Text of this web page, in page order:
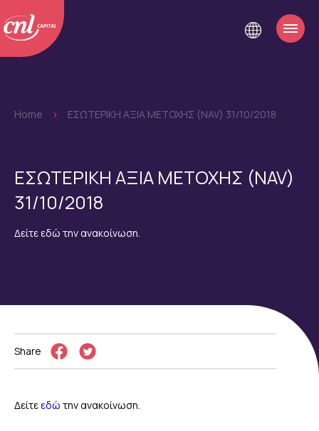
Home > EΣΩΤΕΡΙΚΗ ΑΞΙΑ ΜΕΤΟΧΗΣ (NAV) 31/10/2018
EΣΩΤΕΡΙΚΗ ΑΞΙΑ ΜΕΤΟΧΗΣ (NAV)
31/10/2018
Δείτε εδώ την ανακοίνωση.
Share
Δείτεεδώ την ανακοίνωση.